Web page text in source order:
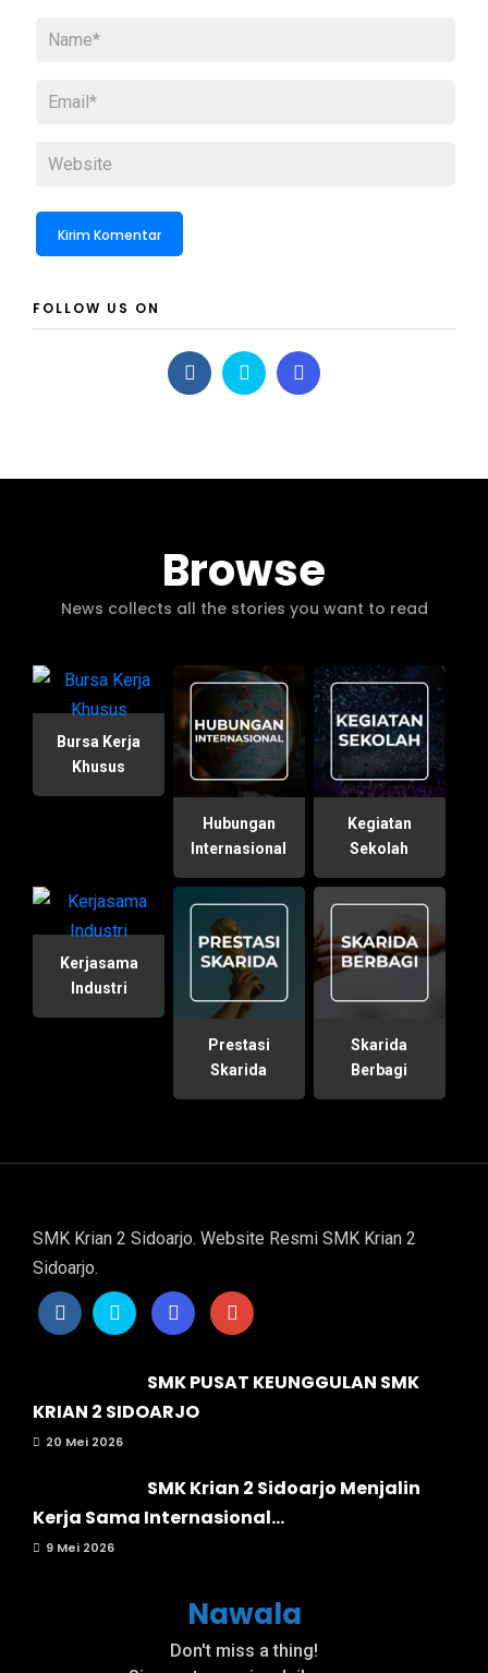
FOLLOW US ON
Browse
News collects all the stories you want to read
Bursa Kerja
Khusus
Hubungan
Internasional
Kegiatan
Sekolah
Kerjasama
Industri
Prestasi
Skarida
Skarida
Berbagi
SMK Krian 2 Sidoarjo. Website Resmi SMK Krian 2
Sidoarjo.
SMK PUSAT KEUNGGULAN SMK
KRIAN 2 SIDOARJO
20 Mei 2026
SMK Krian 2 Sidoarjo Menjalin
Kerja Sama Internasional...
9 Mei 2026
Nawala
Don't miss a thing!